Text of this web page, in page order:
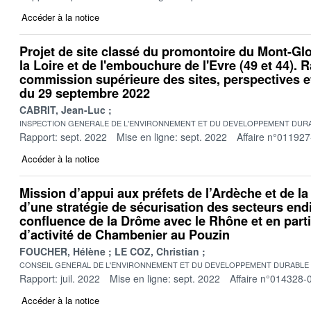
Accéder à la notice
Projet de site classé du promontoire du Mont-
la Loire et de l'embouchure de l'Evre (49 et 44).
commission supérieure des sites, perspectives
du 29 septembre 2022
CABRIT, Jean-Luc
INSPECTION GENERALE DE L'ENVIRONNEMENT ET DU DEVELOPPEMENT
Rapport: sept. 2022 Mise en ligne: sept. 2022 Affaire
Accéder à la notice
Mission d’appui aux préfets de l’Ardèche et de
d’une stratégie de sécurisation des secteurs
confluence de la Drôme avec le Rhône et en
d’activité de Chambenier au Pouzin
FOUCHER, Hélène LE COZ, Christian
CONSEIL GENERAL DE L'ENVIRONNEMENT ET DU DEVELOPPEMENT
Rapport: juil. 2022 Mise en ligne: sept. 2022 Affaire n°014328-
Accéder à la notice